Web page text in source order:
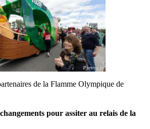
de la Flamme Olympique de
pour assiter au relais de la